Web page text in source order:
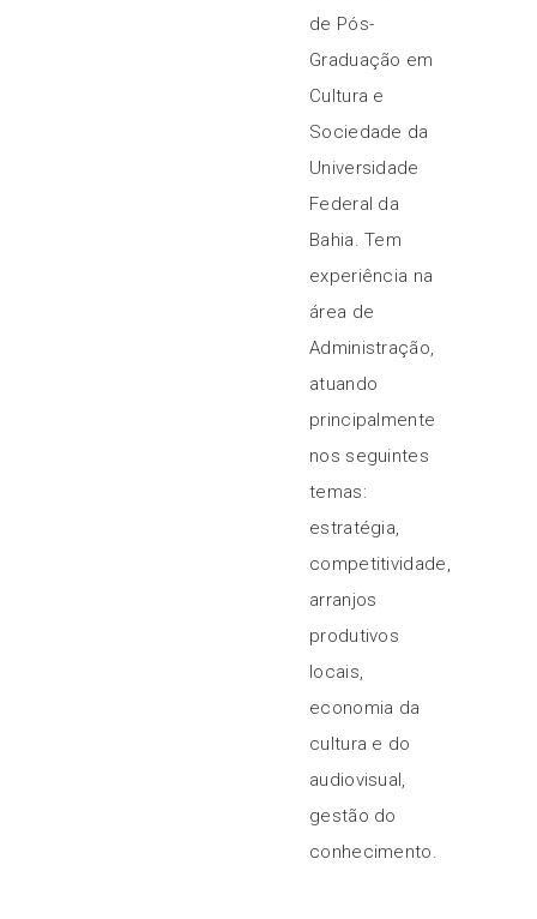
de Pós-
Graduação em
Cultura e
Sociedade da
Universidade
Federal da
Bahia. Tem
experiência na
área de
Administração,
atuando
principalmente
nos seguintes
temas:
estratégia,
competitividade,
arranjos
produtivos
locais,
economia da
cultura e do
audiovisual,
gestão do
conhecimento.